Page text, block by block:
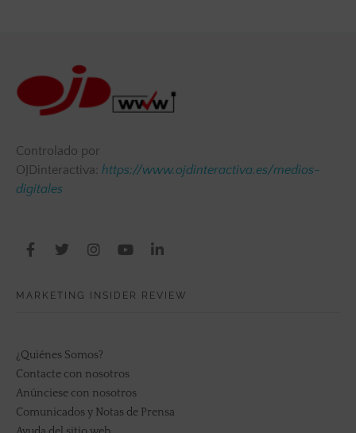
Controlado por
OJDinteractiva: https://www.ojdinteractiva.es/medios-
digitales
MARKETING INSIDER REVIEW
¿Quiénes Somos?
Contacte con nosotros
Anúnciese con nosotros
Comunicados y Notas de Prensa